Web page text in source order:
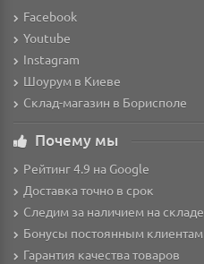
Facebook
Youtube
Instagram
Шоурум в Киеве
Склад-магазин в Борисполе
Почему мы
Рейтинг 4.9 на Google
Доставка точно в срок
Следим за наличием на складе
Бонусы постоянным клиентам
Гарантия качества товаров